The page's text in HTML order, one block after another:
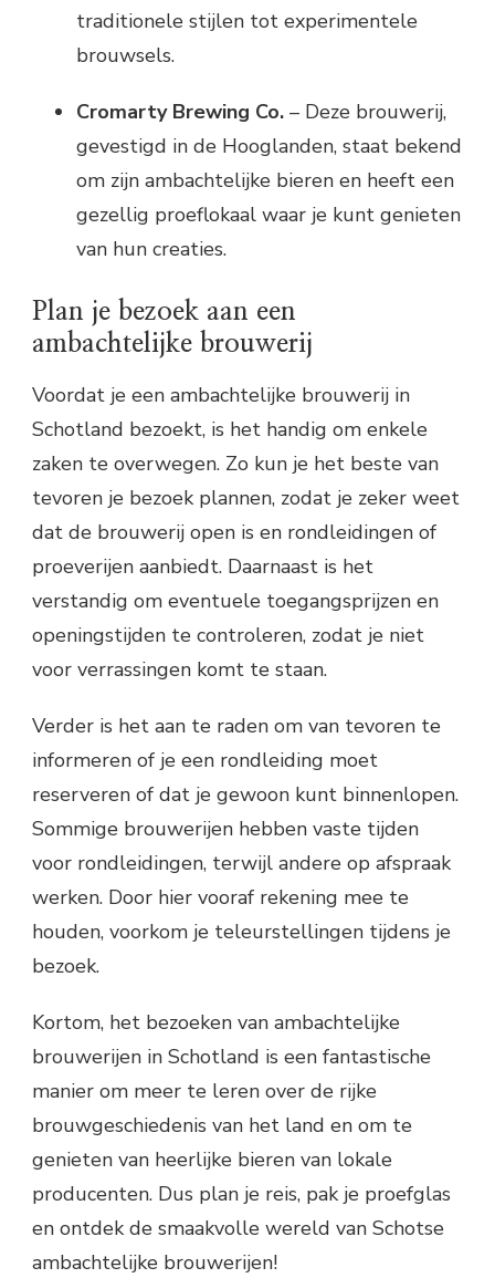
traditionele stijlen tot experimentele
brouwsels.
Cromarty Brewing Co. – Deze brouwerij,
gevestigd in de Hooglanden, staat bekend
om zijn ambachtelijke bieren en heeft een
gezellig proeflokaal waar je kunt genieten
van hun creaties.
Plan je bezoek aan een
ambachtelijke brouwerij
Voordat je een ambachtelijke brouwerij in
Schotland bezoekt, is het handig om enkele
zaken te overwegen. Zo kun je het beste van
tevoren je bezoek plannen, zodat je zeker weet
dat de brouwerij open is en rondleidingen of
proeverijen aanbiedt. Daarnaast is het
verstandig om eventuele toegangsprijzen en
openingstijden te controleren, zodat je niet
voor verrassingen komt te staan.
Verder is het aan te raden om van tevoren te
informeren of je een rondleiding moet
reserveren of dat je gewoon kunt binnenlopen.
Sommige brouwerijen hebben vaste tijden
voor rondleidingen, terwijl andere op afspraak
werken. Door hier vooraf rekening mee te
houden, voorkom je teleurstellingen tijdens je
bezoek.
Kortom, het bezoeken van ambachtelijke
brouwerijen in Schotland is een fantastische
manier om meer te leren over de rijke
brouwgeschiedenis van het land en om te
genieten van heerlijke bieren van lokale
producenten. Dus plan je reis, pak je proefglas
en ontdek de smaakvolle wereld van Schotse
ambachtelijke brouwerijen!